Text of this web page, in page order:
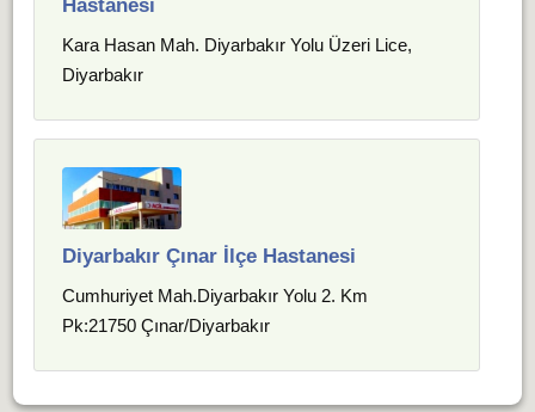
Hastanesi
Kara Hasan Mah. Diyarbakır Yolu Üzeri Lice,
Diyarbakır
Diyarbakır Çınar İlçe Hastanesi
Cumhuriyet Mah.Diyarbakır Yolu 2. Km
Pk:21750 Çınar/Diyarbakır